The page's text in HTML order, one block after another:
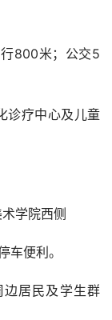
学院西侧
车便利。